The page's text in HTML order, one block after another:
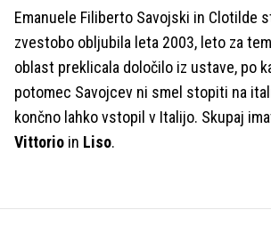
Emanuele Filiberto Savojski in Clotilde
zvestobo obljubila leta 2003, leto za
oblast preklicala določilo iz ustave, po
potomec Savojcev ni smel stopiti na
končno lahko vstopil v Italijo. Skupaj
Vittorio in Liso.